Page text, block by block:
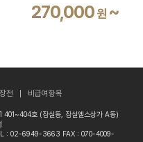
270,000 원 ~
전 비급여항목
401~404호 (잠실동, 잠실엘스상가 A동)
: 02-6949-3663 FAX : 070-4009-